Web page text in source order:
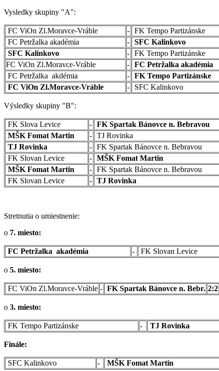
Vysledky skupiny "A":
FC ViOn Zl.Moravce-Vráble - FK Tempo Partizánske
FC Petržalka akadémia
- SFC Kalinkovo
SFC Kalinkovo
- FK Tempo Partizánske
FC ViOn Zl.Moravce-Vráble
- FC Petržalka akadémia
FC Petržalka akdémia
- FK Tempo Partizánske
FC ViOn Zl.Moravce-Vráble
- SFC Kalinkovo
Výsledky skupiny "B":
FK Slova Levice - FK Spartak Bánovce n. Bebravou
MŠK Fomat Martin
- TJ Rovinka
TJ Rovinka
- FK Spartak Bánovce n. Bebravou
FK Slovan Levice
- MŠK Fomat Martin
MŠK Fomat Martin
- FK Spartak Bánovce n. Bebravou
FK Slovan Levice
- TJ Rovinka
Stretnutia o umiestnenie:
o 7. miesto:
FC Petržalka akadémia - FK Slovan Levice
o 5. miesto:
FC ViOn Zl.Moravce-Vráble - FK Spartak Bánovce n. Bebr. 2:2
o 3. miesto:
FK Tempo Partizánske - TJ Rovinka
Finále:
SFC Kalinkovo - MŠK Fomat Martin